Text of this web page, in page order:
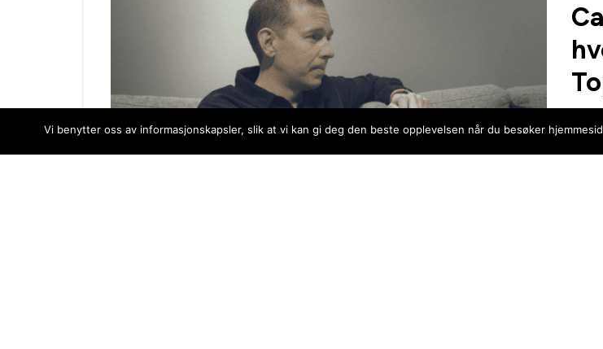
Hur
Vi benytter oss av informasjonskapsler, slik at vi kan gi deg den beste opplevelsen når du besøker